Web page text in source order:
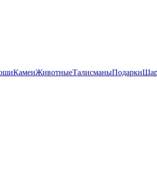
КамеиЖивотныеТалисманыПодарки